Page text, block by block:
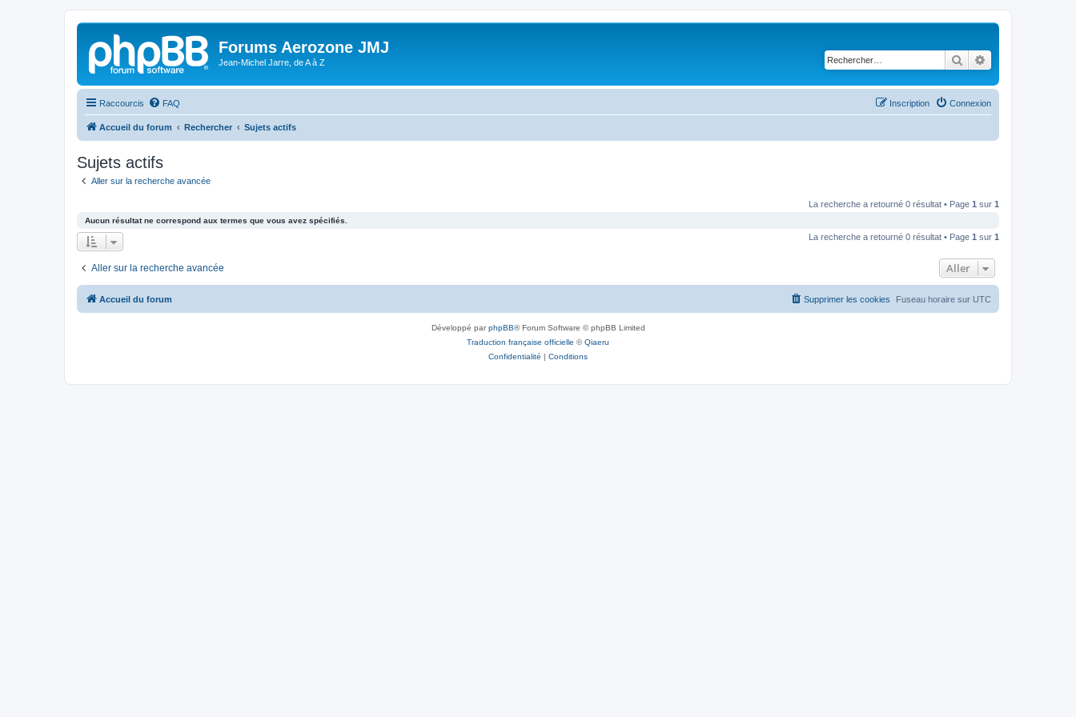
Forums Aerozone JMJ
Jean-Michel Jarre, de A à Z Rechercher
Raccourcis FAQ Connexion
Inscription
Accueil du forum Rechercher Sujets actifs
Sujets actifs
Aller sur la recherche avancée
La recherche a retourné 0 résultat • Page 1 sur 1
Aucun résultat ne correspond aux termes que vous avez spécifiés.
La recherche a retourné 0 résultat • Page 1 sur 1
Aller sur la recherche avancée Aller
Accueil du forum Fuseau horaire sur UTC
Supprimer les cookies
Développé parphpBB® Forum Software © phpBB Limited
Traduction française officielle ©Qiaeru
Confidentialité | Conditions